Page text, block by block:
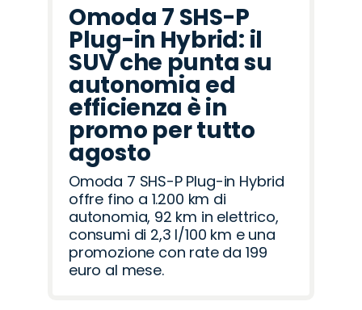
Omoda 7 SHS-P
Plug-in Hybrid: il
SUV che punta su
autonomia ed
efficienza è in
promo per tutto
agosto
Omoda 7 SHS-P Plug-in Hybrid
offre fino a 1.200 km di
autonomia, 92 km in elettrico,
consumi di 2,3 l/100 km e una
promozione con rate da 199
euro al mese.